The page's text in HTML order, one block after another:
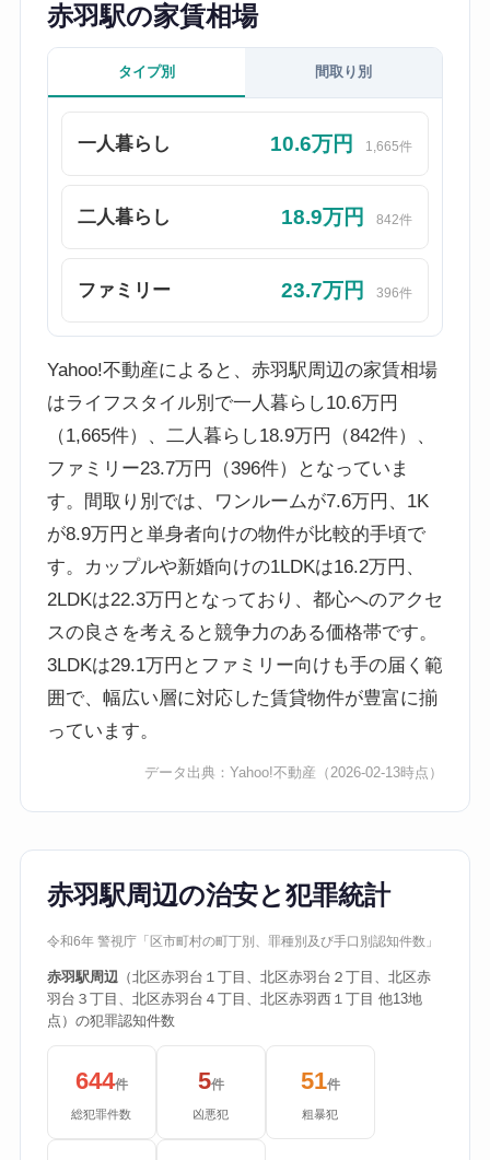
赤羽駅の家賃相場
タイプ別 間取り別
一人暮らし 10.6万円 1,665件
二人暮らし 18.9万円 842件
ファミリー 23.7万円 396件
Yahoo!不動産によると、赤羽駅周辺の家賃相場
はライフスタイル別で一人暮らし10.6万円
（1,665件）、二人暮らし18.9万円（842件）、
ファミリー23.7万円（396件）となっていま
す。間取り別では、ワンルームが7.6万円、1K
が8.9万円と単身者向けの物件が比較的手頃で
す。カップルや新婚向けの1LDKは16.2万円、
2LDKは22.3万円となっており、都心へのアクセ
スの良さを考えると競争力のある価格帯です。
3LDKは29.1万円とファミリー向けも手の届く範
囲で、幅広い層に対応した賃貸物件が豊富に揃
っています。
データ出典：Yahoo!不動産 （2026-02-13時点）
赤羽駅周辺の治安と犯罪統計
令和6年 警視庁「区市町村の町丁別、罪種別及び手口別認知件数」
赤羽駅周辺（北区赤羽台１丁目、北区赤羽台２丁目、北区赤
羽台３丁目、北区赤羽台４丁目、北区赤羽西１丁目 他13地
点）の犯罪認知件数
644件
総犯罪件数
5件
凶悪犯
51件
粗暴犯